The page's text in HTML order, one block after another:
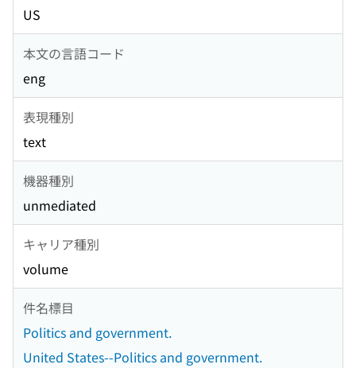
US
本文の言語コード
eng
表現種別
text
機器種別
unmediated
キャリア種別
volume
件名標目
Politics and government.
United States--Politics and government.